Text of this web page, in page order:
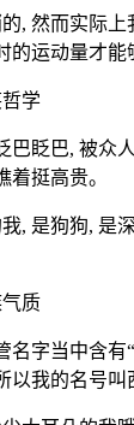
, 然而实际
运动量才能
学
巴眨巴, 被众
挺高贵。
, 是狗狗, 是
质
名字当中含
我的名号叫